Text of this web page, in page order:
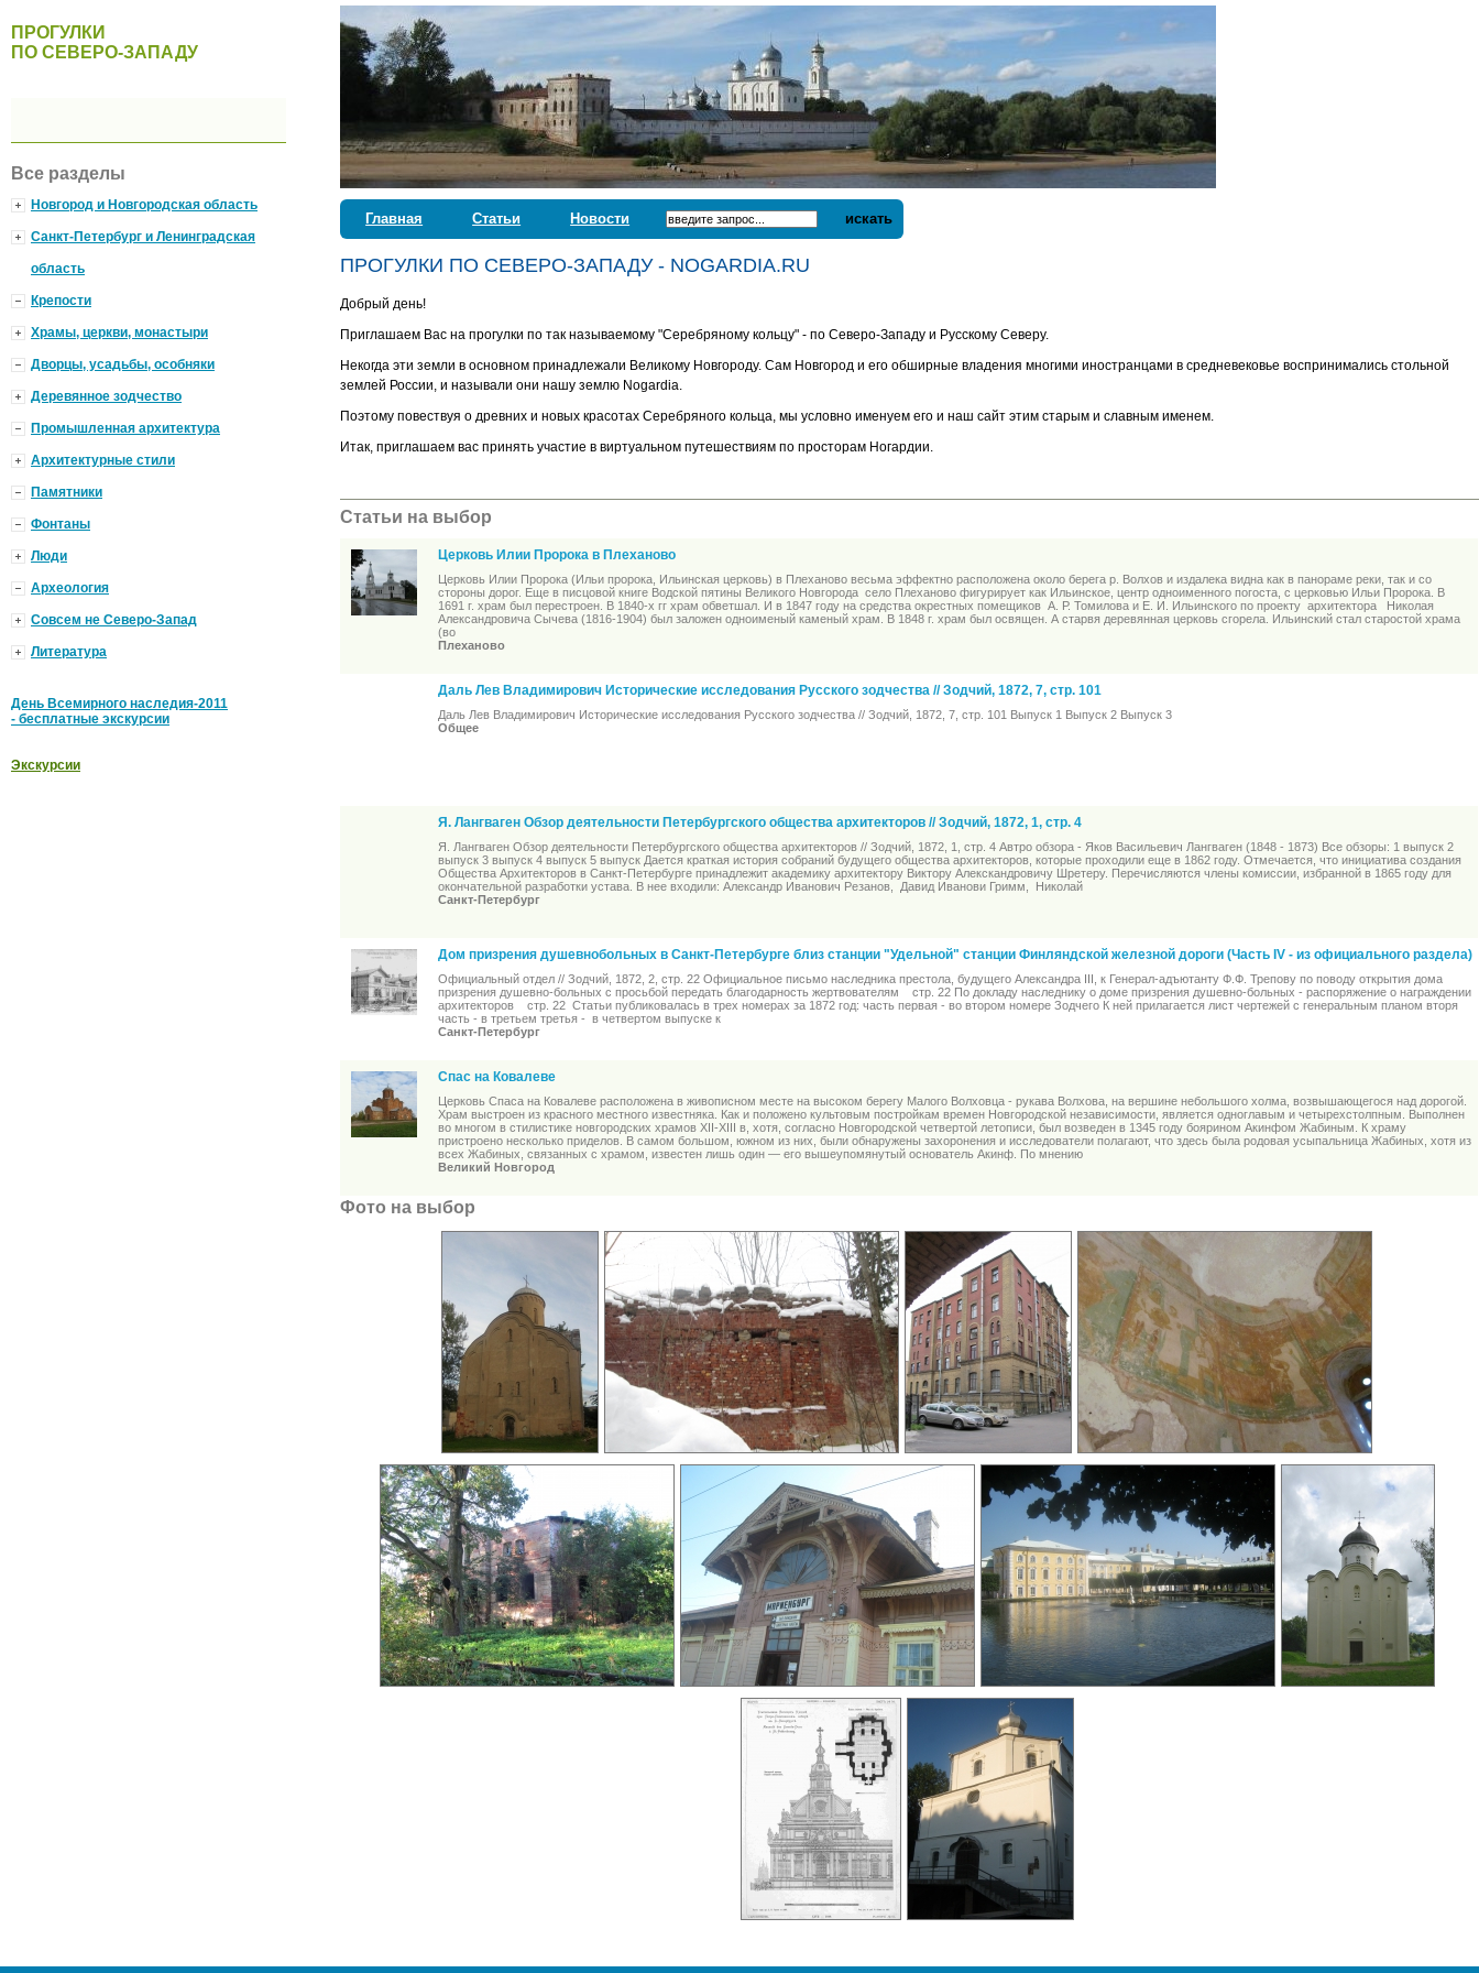
Главная Статьи Новости искать
ПРОГУЛКИ ПО СЕВЕРО-ЗАПАДУ - NOGARDIA.RU
Добрый день!
Приглашаем Вас на прогулки по так называемому "Серебряному кольцу" - по Северо-Западу и Русскому Северу.
Некогда эти земли в основном принадлежали Великому Новгороду. Сам Новгород и его обширные владения многими иностранцами в средневековье воспринимались стольной
землей России, и называли они нашу землю Nogardia.
Поэтому повествуя о древних и новых красотах Серебряного кольца, мы условно именуем его и наш сайт этим старым и славным именем.
Итак, приглашаем вас принять участие в виртуальном путешествиям по просторам Ногардии.
Статьи на выбор
Церковь Илии Пророка в Плеханово
Церковь Илии Пророка (Ильи пророка, Ильинская церковь) в Плеханово весьма эффектно расположена около берега р. Волхов и издалека видна как в панораме реки, так и со
стороны дорог. Еще в писцовой книге Водской пятины Великого Новгорода село Плеханово фигурирует как Ильинское, центр одноименного погоста, с церковью Ильи Пророка. В
1691 г. храм был перестроен. В 1840-х гг храм обветшал. И в 1847 году на средства окрестных помещиков А. Р. Томилова и Е. И. Ильинского по проекту архитектора Николая
Александровича Сычева (1816-1904) был заложен одноименый каменый храм. В 1848 г. храм был освящен. А старвя деревянная церковь сгорела. Ильинский стал старостой храма
(во
Плеханово
Даль Лев Владимирович Исторические исследования Русского зодчества // Зодчий, 1872, 7, стр. 101
Даль Лев Владимирович Исторические исследования Русского зодчества // Зодчий, 1872, 7, стр. 101 Выпуск 1 Выпуск 2 Выпуск 3
Общее
Я. Лангваген Обзор деятельности Петербургского общества архитекторов // Зодчий, 1872, 1, стр. 4
Я. Лангваген Обзор деятельности Петербургского общества архитекторов // Зодчий, 1872, 1, стр. 4 Автро обзора - Яков Васильевич Лангваген (1848 - 1873) Все обзоры: 1 выпуск 2
выпуск 3 выпуск 4 выпуск 5 выпуск Дается краткая история собраний будущего общества архитекторов, которые проходили еще в 1862 году. Отмечается, что инициатива создания
Общества Архитекторов в Санкт-Петербурге принадлежит академику архитектору Виктору Алекскандровичу Шретеру. Перечисляются члены комиссии, избранной в 1865 году для
окончательной разработки устава. В нее входили: Александр Иванович Резанов, Давид Иванови Гримм, Николай
Санкт-Петербург
Дом призрения душевнобольных в Санкт-Петербурге близ станции "Удельной" станции Финляндской железной дороги (Часть IV - из официального раздела)
Официальный отдел // Зодчий, 1872, 2, стр. 22 Официальное письмо наследника престола, будущего Александра III, к Генерал-адъютанту Ф.Ф. Трепову по поводу открытия дома
призрения душевно-больных с просьбой передать благодарность жертвователям стр. 22 По докладу наследнику о доме призрения душевно-больных - распоряжение о награждении
архитекторов стр. 22 Статьи публиковалась в трех номерах за 1872 год: часть первая - во втором номере Зодчего К ней прилагается лист чертежей с генеральным планом вторя
часть - в третьем третья - в четвертом выпуске к
Санкт-Петербург
Спас на Ковалеве
Церковь Спаса на Ковалеве расположена в живописном месте на высоком берегу Малого Волховца - рукава Волхова, на вершине небольшого холма, возвышающегося над дорогой.
Храм выстроен из красного местного известняка. Как и положено культовым постройкам времен Новгородской независимости, является одноглавым и четырехстолпным. Выполнен
во многом в стилистике новгородских храмов XII-XIII в, хотя, согласно Новгородской четвертой летописи, был возведен в 1345 году боярином Акинфом Жабиным. К храму
пристроено несколько приделов. В самом большом, южном из них, были обнаружены захоронения и исследователи полагают, что здесь была родовая усыпальница Жабиных, хотя из
всех Жабиных, связанных с храмом, известен лишь один — его вышеупомянутый основатель Акинф. По мнению
Великий Новгород
Фото на выбор
ПРОГУЛКИ
ПО СЕВЕРО-ЗАПАДУ
Все разделы
Новгород и Новгородская область
Санкт-Петербург и Ленинградская
область
Крепости
Храмы, церкви, монастыри
Дворцы, усадьбы, особняки
Деревянное зодчество
Промышленная архитектура
Архитектурные стили
Памятники
Фонтаны
Люди
Археология
Совсем не Северо-Запад
Литература
День Всемирного наследия-2011
- бесплатные экскурсии
Экскурсии